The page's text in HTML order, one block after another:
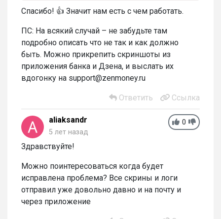
Спасибо! 👍 Значит нам есть с чем работать.
ПС: На всякий случай – не забудьте там
подробно описать что не так и как должно
быть. Можно прикрепить скриншоты из
приложения банка и Дзена, и выслать их
вдогонку на support@zenmoney.ru
Ответить Ссылка
0
aliaksandr
5 лет назад
Здравствуйте!
Можно поинтересоваться когда будет
исправлена проблема? Все скрины и логи
отправил уже довольно давно и на почту и
через приложение